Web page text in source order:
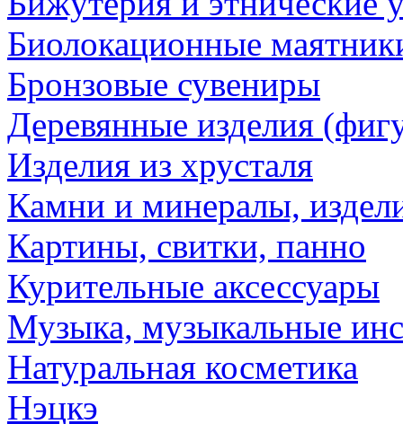
Биолокационные
Бронзовые сувениры
Деревянные изделия
Изделия из хрусталя
Камни и минералы,
Картины, свитки, панно
Курительные аксессуары
Музыка, музыкальные
Натуральная косметика
Нэцкэ